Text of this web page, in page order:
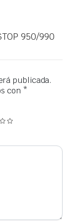
950/990
publicada.
con *